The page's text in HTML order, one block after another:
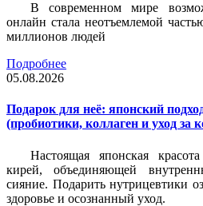
В современном мире
онлайн стала неотъемлемой
миллионов людей
Подробнее
05.08.2026
Подарок для неё: японский
(пробиотики, коллаген и уход за
Настоящая японская
кирей, объединяющей
сияние. Подарить нутрицевтики
здоровье и осознанный уход.